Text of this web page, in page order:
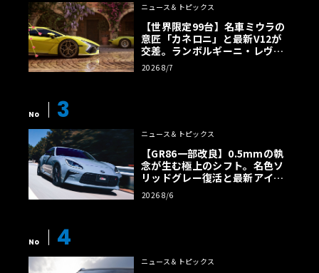
ニュース＆トピックス
【世界限定99台】名車ミウラの
意匠「カネロニ」と最新V12が
交差。ランボルギーニ・レヴエ
ルトに60周年記念車が登場
2026 8/7
No 3
ニュース＆トピックス
【GR86一部改良】0.5mmの執
念が生む極上のシフト。名色ソ
リッドグレー復活と最新アイサ
イトでFRの極みへ
2026 8/6
No 4
ニュース＆トピックス